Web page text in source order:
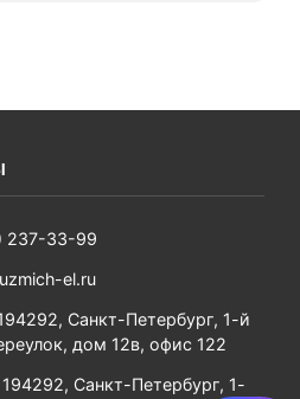
237-33-99
el.ru
, Санкт-Петербург, 1-й
дом 12в, офис 122
194292, Санкт-Петербург, 1-